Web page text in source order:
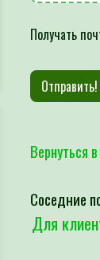
Получать
Вернуться
Соседние
Для